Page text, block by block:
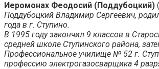
Иеромонах Феодосий (Поддубоцкий)
Поддубоцкий Владимир Сергеевич,
года в г. Ступино.
В 1995 году закончил 9 классов в
средней школе Ступинского района,
Профессиональное училище № 52 г.
профессию электрогазосварщика 4